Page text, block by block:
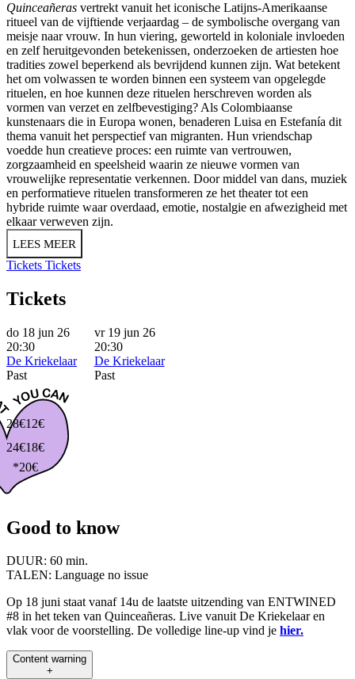
Quinceañeras vertrekt vanuit het iconische Latijns-Amerikaanse
ritueel van de vijftiende verjaardag – de symbolische overgang van
meisje naar vrouw. In hun viering, geworteld in koloniale invloeden
en zelf heruitgevonden betekenissen, onderzoeken de artiesten hoe
tradities zowel beperkend als bevrijdend kunnen zijn. Wat betekent
het om volwassen te worden binnen een systeem van opgelegde
rituelen, en hoe kunnen deze rituelen herschreven worden als
vormen van verzet en zelfbevestiging? Als Colombiaanse
kunstenaars die in Europa wonen, benaderen Luisa en Estefanía dit
thema vanuit het perspectief van migranten. Hun vriendschap
voedde hun creatieve proces: een ruimte van vertrouwen,
zorgzaamheid en speelsheid waarin ze nieuwe vormen van
vrouwelijke representatie verkennen. Door middel van dans, muziek
en performatieve rituelen transformeren ze het theater tot een
hybride ruimte waar overdaad, emotie, nostalgie en afwezigheid met
elkaar verweven zijn.
LEES MEER
Tickets Tickets
Tickets
do 18 jun 26
20:30
De Kriekelaar
Past
vr 19 jun 26
20:30
De Kriekelaar
Past
28€
24€
*20€
18€
12€
Good to know
DUUR: 60 min.
TALEN: Language no issue
Op 18 juni staat vanaf 14u de laatste uitzending van ENTWINED
#8 in het teken van Quinceañeras. Live vanuit De Kriekelaar en
vlak voor de voorstelling. De volledige line-up vind je hier.
Content warning
+